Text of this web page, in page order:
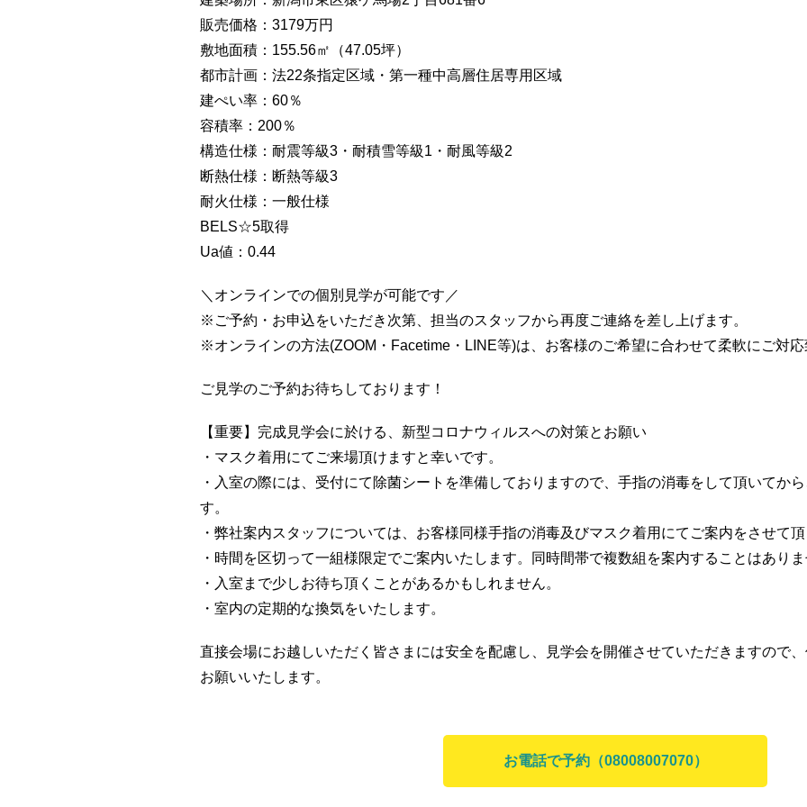
販売価格：3179万円
敷地面積：155.56㎡（47.05坪）
都市計画：法22条指定区域・第一種中高層住居専用区域
建ぺい率：60％
容積率：200％
構造仕様：耐震等級3・耐積雪等級1・耐風等級2
断熱仕様：断熱等級3
耐火仕様：一般仕様
BELS☆5取得
Ua値：0.44
＼オンラインでの個別見学が可能です／
※ご予約・お申込をいただき次第、担当のスタッフから再度ご連絡を差し上げます。
※オンラインの方法(ZOOM・Facetime・LINE等)は、お客様のご希望に合わせて柔軟にご対応
ご見学のご予約お待ちしております！
【重要】完成見学会に於ける、新型コロナウィルスへの対策とお願い
・マスク着用にてご来場頂けますと幸いです。
・入室の際には、受付にて除菌シートを準備しておりますので、手指の消毒をして頂いてか
す。
・弊社案内スタッフについては、お客様同様手指の消毒及びマスク着用にてご案内をさせて頂
・時間を区切って一組様限定でご案内いたします。同時間帯で複数組を案内することはありま
・入室まで少しお待ち頂くことがあるかもしれません。
・室内の定期的な換気をいたします。
直接会場にお越しいただく皆さまには安全を配慮し、見学会を開催させていただきますので
お願いいたします。
お電話で予約（08008007070）